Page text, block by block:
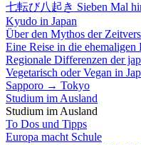
七転び八起き Sieben Mal
Kyudo in Japan
Über den Mythos der
Eine Reise in die ehemaligen
Regionale Differenzen der
Vegetarisch oder Vegan in
Sapporo → Tokyo
Studium im Ausland
Studium im Ausland
To Dos und Tipps
Europa macht Schule